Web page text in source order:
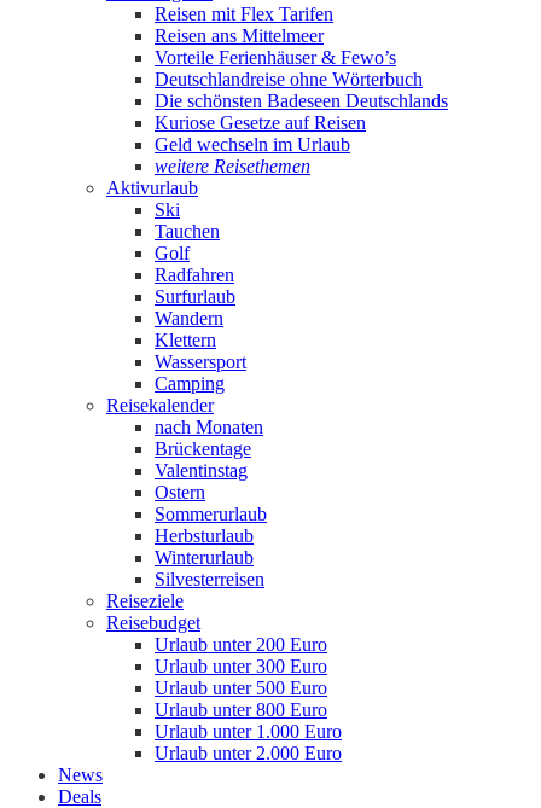
Reisen mit Flex Tarifen
Reisen ans Mittelmeer
Vorteile Ferienhäuser & Fewo’s
Deutschlandreise ohne Wörterbuch
Die schönsten Badeseen Deutschlands
Kuriose Gesetze auf Reisen
Geld wechseln im Urlaub
weitere Reisethemen
Aktivurlaub
Ski
Tauchen
Golf
Radfahren
Surfurlaub
Wandern
Klettern
Wassersport
Camping
Reisekalender
nach Monaten
Brückentage
Valentinstag
Ostern
Sommerurlaub
Herbsturlaub
Winterurlaub
Silvesterreisen
Reiseziele
Reisebudget
Urlaub unter 200 Euro
Urlaub unter 300 Euro
Urlaub unter 500 Euro
Urlaub unter 800 Euro
Urlaub unter 1.000 Euro
Urlaub unter 2.000 Euro
News
Deals